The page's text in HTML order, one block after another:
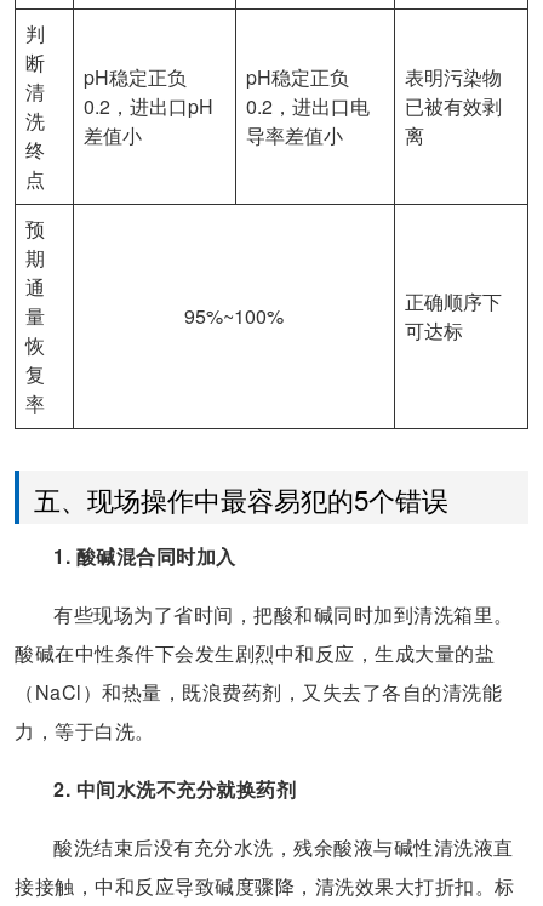
判
断
清
洗
终
点
pH稳定正负
0.2，进出口pH
差值小
pH稳定正负
0.2，进出口电
导率差值小
表明污染物
已被有效剥
离
预
期
通
量
恢
复
率
95%~100%
正确顺序下
可达标
五、现场操作中最容易犯的5个错误
1. 酸碱混合同时加入
有些现场为了省时间，把酸和碱同时加到清洗箱里。
酸碱在中性条件下会发生剧烈中和反应，生成大量的盐
（NaCl）和热量，既浪费药剂，又失去了各自的清洗能
力，等于白洗。
2. 中间水洗不充分就换药剂
酸洗结束后没有充分水洗，残余酸液与碱性清洗液直
接接触，中和反应导致碱度骤降，清洗效果大打折扣。标